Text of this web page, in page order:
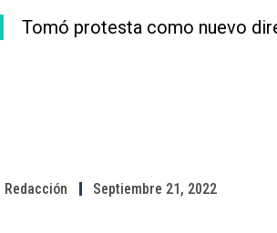
Tomó protesta como nuevo
Redacción Septiembre 21, 2022